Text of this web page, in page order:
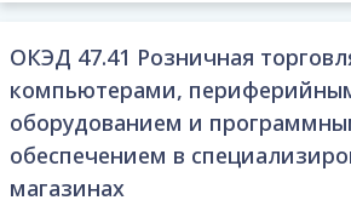
ОКЭД 47.41 Розничная
компьютерами,
оборудованием и
обеспечением в
магазинах